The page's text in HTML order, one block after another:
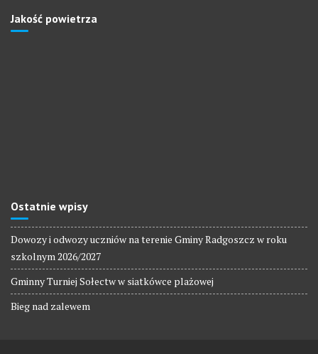
Jakość powietrza
Ostatnie wpisy
Dowozy i odwozy uczniów na terenie Gminy Radgoszcz w roku
szkolnym 2026/2027
Gminny Turniej Sołectw w siatkówce plażowej
Bieg nad zalewem